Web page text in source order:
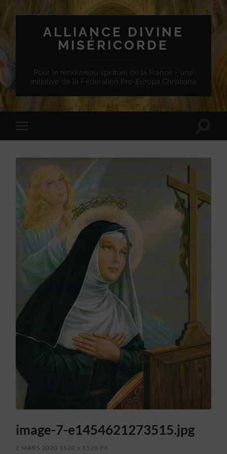
ALLIANCE DIVINE
MISÉRICORDE
Pour le renouveau spirituel de la France - une
initiative de la Fédération Pro-Europa Christiana
mobile
image-7-e1454621273515.jpg
2 MARS 2020 1520 x 1520 PX